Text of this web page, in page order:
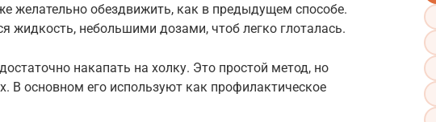
желательно обездвижить, как в предыдущем способе.
жидкость, небольшими дозами, чтоб легко глоталась.
накапать на холку. Это простой метод, но
В основном его используют как профилактическое